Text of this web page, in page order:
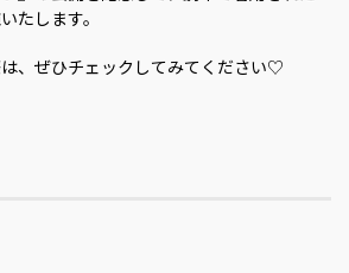
たします。
、ぜひチェックしてみてください♡